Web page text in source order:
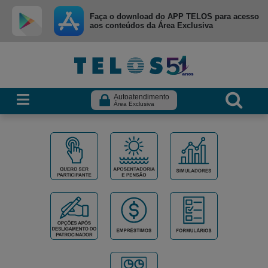
Ir para menu principal
Ir para conteúdo
Faça o download do APP TELOS para acesso
aos conteúdos da Área Exclusiva
Autoatendimento
Área Exclusiva